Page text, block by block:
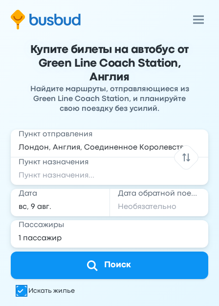
Купите билеты на автобус от
Green Line Coach Station,
Англия
Найдите маршруты, отправляющиеся из
Green Line Coach Station, и планируйте
свою поездку без усилий.
Пункт отправления
Пункт назначения
Дата Дата обратной поездки
Пассажиры
Поиск
Искать жилье